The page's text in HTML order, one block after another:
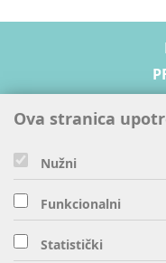
Ova stranica
Nužni
Funkcionalni
Statistički